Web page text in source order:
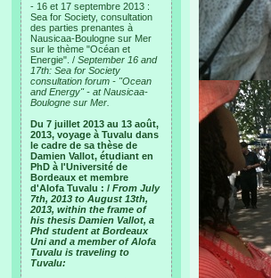
- 16 et 17 septembre 2013 :
Sea for Society, consultation
des parties prenantes à
Nausicaa-Boulogne sur Mer
sur le thème "Océan et
Energie". / September 16 and
17th: Sea for Society
consultation forum - "Ocean
and Energy" - at Nausicaa-
Boulogne sur Mer.
Du 7 juillet 2013 au 13 août,
2013, voyage à Tuvalu dans
le cadre de sa thèse de
Damien Vallot, étudiant en
PhD à l'Université de
Bordeaux et membre
d'Alofa Tuvalu : / From July
7th, 2013 to August 13th,
2013, within the frame of
his thesis Damien Vallot, a
Phd student at Bordeaux
Uni and a member of Alofa
Tuvalu is traveling to
Tuvalu: